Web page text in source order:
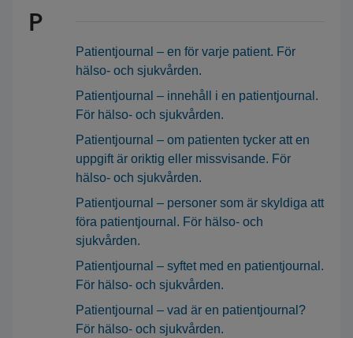
P
Patientjournal – en för varje patient. För
hälso- och sjukvården.
Patientjournal – innehåll i en patientjournal.
För hälso- och sjukvården.
Patientjournal – om patienten tycker att en
uppgift är oriktig eller missvisande. För
hälso- och sjukvården.
Patientjournal – personer som är skyldiga att
föra patientjournal. För hälso- och
sjukvården.
Patientjournal – syftet med en patientjournal.
För hälso- och sjukvården.
Patientjournal – vad är en patientjournal?
För hälso- och sjukvården.